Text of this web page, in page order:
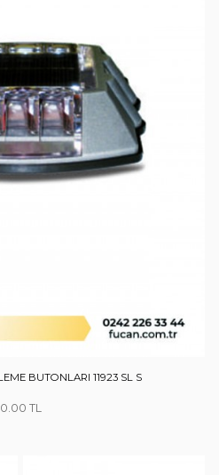
BUTONLARI 11923 SL S
0.00